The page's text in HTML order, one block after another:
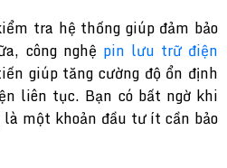
tra hệ thống giúp đảm bảo
công nghệ pin lưu trữ điện
giúp tăng cường độ ổn định
liên tục. Bạn có bất ngờ khi
một khoản đầu tư ít cần bảo